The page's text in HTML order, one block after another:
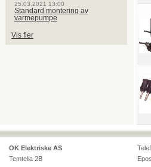
25.03.2021 13:00
Standard montering av
varmepumpe
Vis fler
OK Elektriske AS
Temtelia 2B